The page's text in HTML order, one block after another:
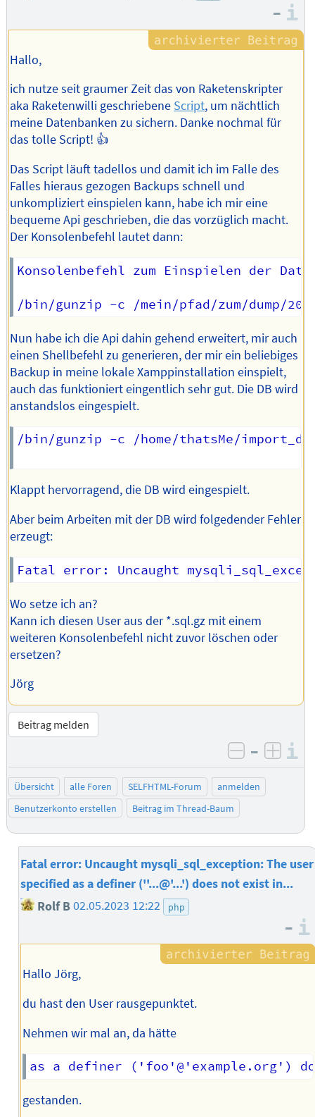
–
Hallo,
ich nutze seit graumer Zeit das von Raketenskripter
aka Raketenwilli geschriebene Script, um nächtlich
meine Datenbanken zu sichern. Danke nochmal für
das tolle Script! 👍
Das Script läuft tadellos und damit ich im Falle des
Falles hieraus gezogen Backups schnell und
unkompliziert einspielen kann, habe ich mir eine
bequeme Api geschrieben, die das vorzüglich macht.
Der Konsolenbefehl lautet dann:
Konsolenbefehl zum Einspielen der
Nun habe ich die Api dahin gehend erweitert, mir auch
einen Shellbefehl zu generieren, der mir ein beliebiges
Backup in meine lokale Xamppinstallation einspielt,
auch das funktioniert eingentlich sehr gut. Die DB wird
anstandslos eingespielt.
/bin/gunzip -c /home/thatsMe/
Klappt hervorragend, die DB wird eingespielt.
Aber beim Arbeiten mit der DB wird folgedender Fehler
erzeugt:
Wo setze ich an?
Kann ich diesen User aus der *.sql.gz mit einem
weiteren Konsolenbefehl nicht zuvor löschen oder
ersetzen?
Jörg
Beitrag melden
negativ
–
Übersicht alle Foren SELFHTML-Forum
anmelden
Benutzerkonto erstellen
Beitrag im Thread-Baum
Fatal error: Uncaught mysqli_sql_exception: The user
specified as a definer (''...@'...') does not exist in...
Rolf B02.05.2023 12:22 php
–
Hallo Jörg,
du hast den User rausgepunktet.
Nehmen wir mal an, da hätte
gestanden.